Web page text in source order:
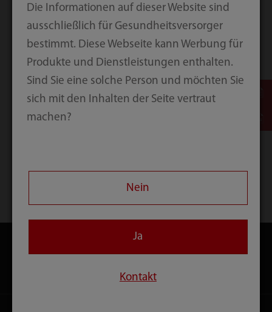
Newsletter
Submit
Startseite Kontakt Download
Die Informationen auf dieser Website sind
ausschließlich für Gesundheitsversorger
bestimmt. Diese Webseite kann Werbung für
Produkte und Dienstleistungen enthalten.
Sind Sie eine solche Person und möchten Sie
sich mit den Inhalten der Seite vertraut
machen?
Nein
Ja
Kontakt